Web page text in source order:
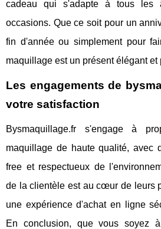
cadeau qui s'adapte à tous les
occasions. Que ce soit pour un
fin d'année ou simplement pour
maquillage est un présent élégant et
Les engagements de
votre satisfaction
Bysmaquillage.fr s'engage à
maquillage de haute qualité, avec
free et respectueux de
de la clientèle est au cœur de leurs
une expérience d'achat en ligne
En conclusion, que vous soyez